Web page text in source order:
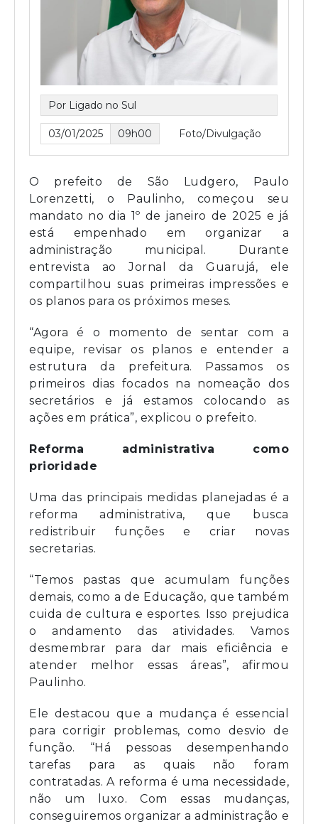
Por Ligado no Sul
03/01/2025 09h00 Foto/Divulgação
O prefeito de São Ludgero, Paulo
Lorenzetti, o Paulinho, começou seu
mandato no dia 1º de janeiro de 2025 e já
está empenhado em organizar a
administração municipal. Durante
entrevista ao Jornal da Guarujá, ele
compartilhou suas primeiras impressões e
os planos para os próximos meses.
“Agora é o momento de sentar com a
equipe, revisar os planos e entender a
estrutura da prefeitura. Passamos os
primeiros dias focados na nomeação dos
secretários e já estamos colocando as
ações em prática”, explicou o prefeito.
Reforma administrativa como
prioridade
Uma das principais medidas planejadas é a
reforma administrativa, que busca
redistribuir funções e criar novas
secretarias.
“Temos pastas que acumulam funções
demais, como a de Educação, que também
cuida de cultura e esportes. Isso prejudica
o andamento das atividades. Vamos
desmembrar para dar mais eficiência e
atender melhor essas áreas”, afirmou
Paulinho.
Ele destacou que a mudança é essencial
para corrigir problemas, como desvio de
função. “Há pessoas desempenhando
tarefas para as quais não foram
contratadas. A reforma é uma necessidade,
não um luxo. Com essas mudanças,
conseguiremos organizar a administração e